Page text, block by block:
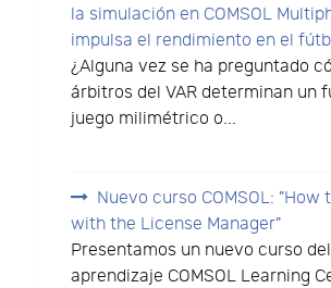
la simulación en COMSOL
impulsa el rendimiento en el
¿Alguna vez se ha preguntado
árbitros del VAR determinan un
juego milimétrico o...
Nuevo curso COMSOL: "How
with the License Manager"
Presentamos un nuevo curso
aprendizaje COMSOL Learning